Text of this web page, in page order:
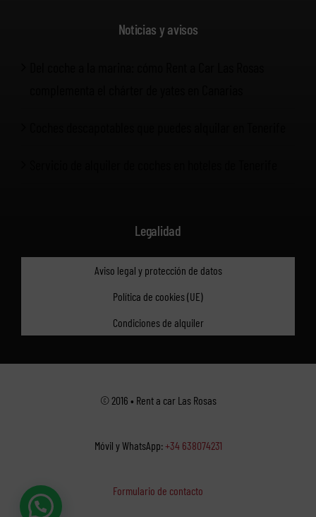
Noticias y avisos
Legalidad
Aviso legal y protección de datos
Política de cookies (UE)
Condiciones de alquiler
© 2016 • Rent a car Las Rosas
Móvil y WhatsApp:+34 638074231
Formulario de contacto